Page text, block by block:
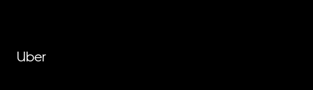
Uber